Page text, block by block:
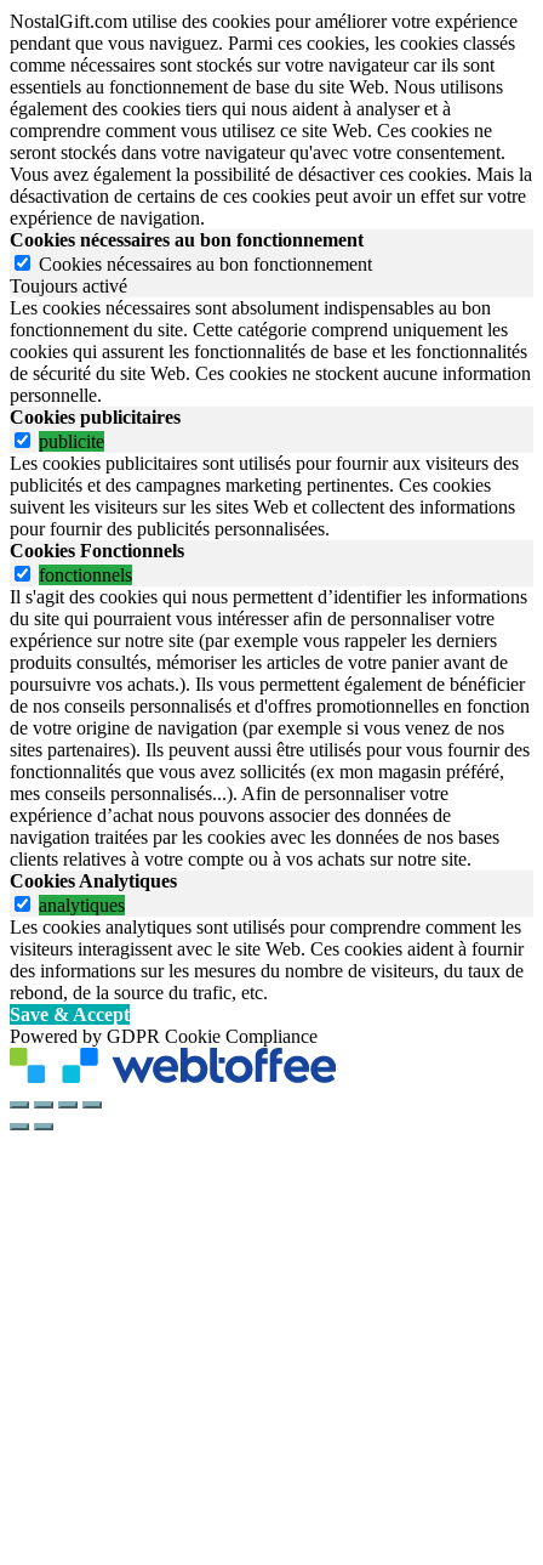
NostalGift.com utilise des cookies pour améliorer votre expérience
pendant que vous naviguez. Parmi ces cookies, les cookies classés
comme nécessaires sont stockés sur votre navigateur car ils sont
essentiels au fonctionnement de base du site Web. Nous utilisons
également des cookies tiers qui nous aident à analyser et à
comprendre comment vous utilisez ce site Web. Ces cookies ne
seront stockés dans votre navigateur qu'avec votre consentement.
Vous avez également la possibilité de désactiver ces cookies. Mais la
désactivation de certains de ces cookies peut avoir un effet sur votre
expérience de navigation.
Cookies nécessaires au bon fonctionnement
Cookies nécessaires au bon fonctionnement
Toujours activé
Les cookies nécessaires sont absolument indispensables au bon
fonctionnement du site. Cette catégorie comprend uniquement les
cookies qui assurent les fonctionnalités de base et les fonctionnalités
de sécurité du site Web. Ces cookies ne stockent aucune information
personnelle.
Cookies publicitaires
publicite
Les cookies publicitaires sont utilisés pour fournir aux visiteurs des
publicités et des campagnes marketing pertinentes. Ces cookies
suivent les visiteurs sur les sites Web et collectent des informations
pour fournir des publicités personnalisées.
Cookies Fonctionnels
fonctionnels
Il s'agit des cookies qui nous permettent d’identifier les informations
du site qui pourraient vous intéresser afin de personnaliser votre
expérience sur notre site (par exemple vous rappeler les derniers
produits consultés, mémoriser les articles de votre panier avant de
poursuivre vos achats.). Ils vous permettent également de bénéficier
de nos conseils personnalisés et d'offres promotionnelles en fonction
de votre origine de navigation (par exemple si vous venez de nos
sites partenaires). Ils peuvent aussi être utilisés pour vous fournir des
fonctionnalités que vous avez sollicités (ex mon magasin préféré,
mes conseils personnalisés...). Afin de personnaliser votre
expérience d’achat nous pouvons associer des données de
navigation traitées par les cookies avec les données de nos bases
clients relatives à votre compte ou à vos achats sur notre site.
Cookies Analytiques
analytiques
Les cookies analytiques sont utilisés pour comprendre comment les
visiteurs interagissent avec le site Web. Ces cookies aident à fournir
des informations sur les mesures du nombre de visiteurs, du taux de
rebond, de la source du trafic, etc.
Save & Accept
Powered by GDPR Cookie Compliance